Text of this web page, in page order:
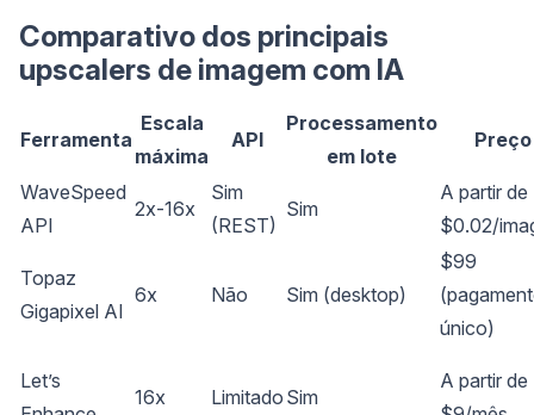
Comparativo dos principais
upscalers de imagem com IA
Ferramenta
Escala
máxima
API
Processamento
em lote
Preço
WaveSpeed
API
2x-16x
Sim
(REST)
Sim
A partir de
$0.02/
Topaz
Gigapixel AI
6x Não Sim (desktop)
$99
único)
Let’s
16x Limitado Sim
A partir de